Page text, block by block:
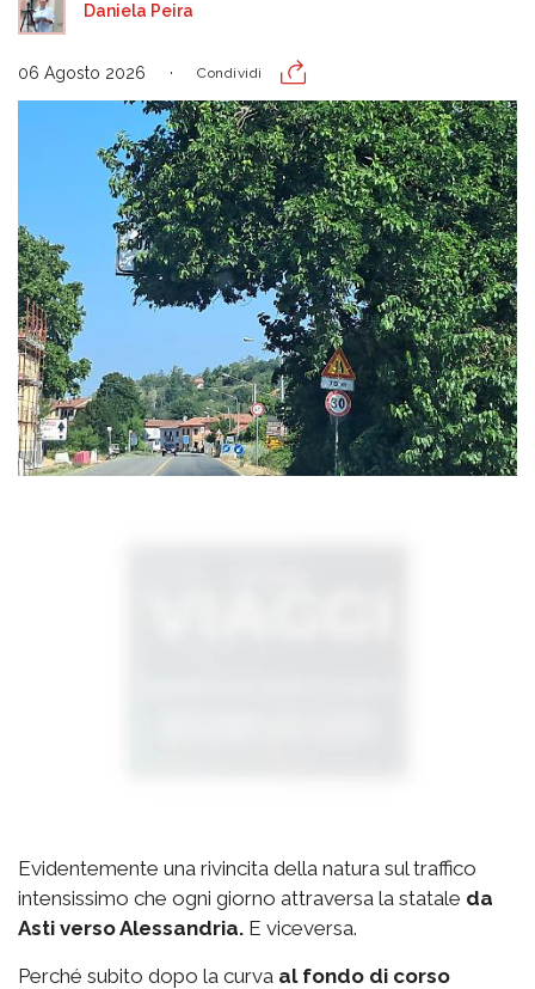
Daniela Peira
06 Agosto 2026 Condividi
Evidentemente una rivincita della natura sul traffico
intensissimo che ogni giorno attraversa la statale da
Asti verso Alessandria. E viceversa.
Perché subito dopo la curva al fondo di corso